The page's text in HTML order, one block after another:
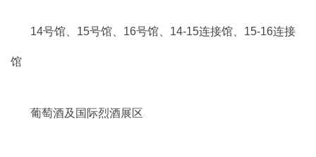
14号馆、15号馆、16号馆、14-15连接馆、15-16连接
馆
葡萄酒及国际烈酒展区